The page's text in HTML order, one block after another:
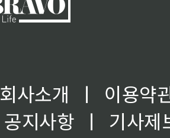
회사소개 ㅣ
이용약
공지사항
ㅣ
기사제